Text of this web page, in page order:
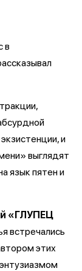
в
и
выглядят
язык пятен и
«ГЛУПЕЦ
встречались
этих